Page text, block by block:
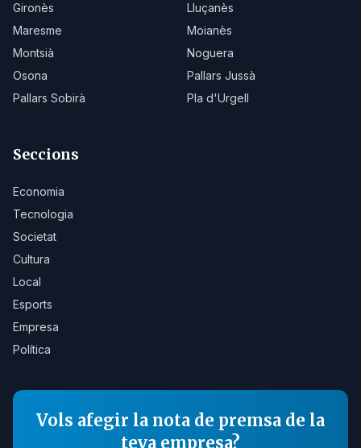
Gironès
Lluçanès
Maresme
Moianès
Montsià
Noguera
Osona
Pallars Jussà
Pallars Sobirà
Pla d'Urgell
Seccions
Economia
Tecnologia
Societat
Cultura
Local
Esports
Empresa
Política
Vols afegir la nota de premsa de la
teva empresa?